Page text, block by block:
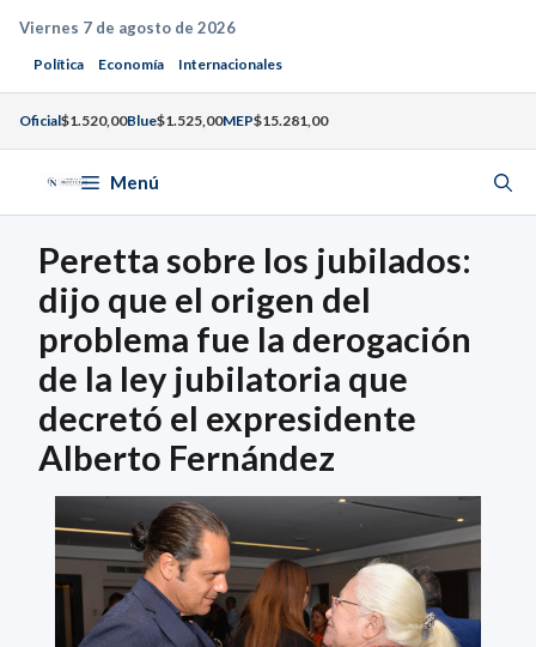
Saltar
contenido
Viernes 7 de agosto de 2026
Política Economía Internacionales
Oficial$1.520,00Blue$1.525,00MEP$15.281,00
Menú
Peretta sobre los jubilados:
dijo que el origen del
problema fue la derogación
de la ley jubilatoria que
decretó el expresidente
Alberto Fernández